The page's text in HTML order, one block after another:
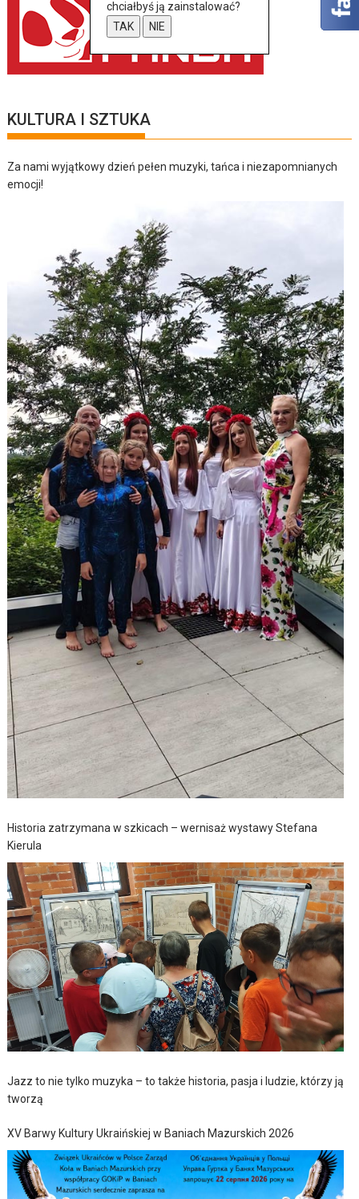
KULTURA I SZTUKA
Za nami wyjątkowy dzień pełen muzyki, tańca i niezapomnianych
emocji!
Historia zatrzymana w szkicach – wernisaż wystawy Stefana
Kierula
Jazz to nie tylko muzyka – to także historia, pasja i ludzie, którzy ją
tworzą
XV Barwy Kultury Ukraińskiej w Baniach Mazurskich 2026
chciałbyś ją zainstalować?
TAK
NIE